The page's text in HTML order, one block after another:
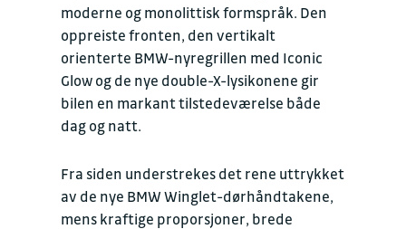
moderne og monolittisk formspråk. Den
oppreiste fronten, den vertikalt
orienterte BMW-nyregrillen med Iconic
Glow og de nye double-X-lysikonene gir
bilen en markant tilstedeværelse både
dag og natt.
Fra siden understrekes det rene uttrykket
av de nye BMW Winglet-dørhåndtakene,
mens kraftige proporsjoner, brede